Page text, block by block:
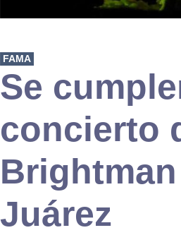
FAMA
Se
concierto
Juárez